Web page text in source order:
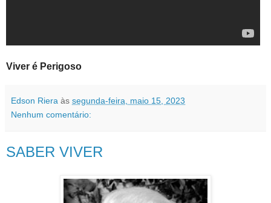
Viver é Perigoso
Edson Riera às segunda-feira, maio 15, 2023
Nenhum comentário:
SABER VIVER